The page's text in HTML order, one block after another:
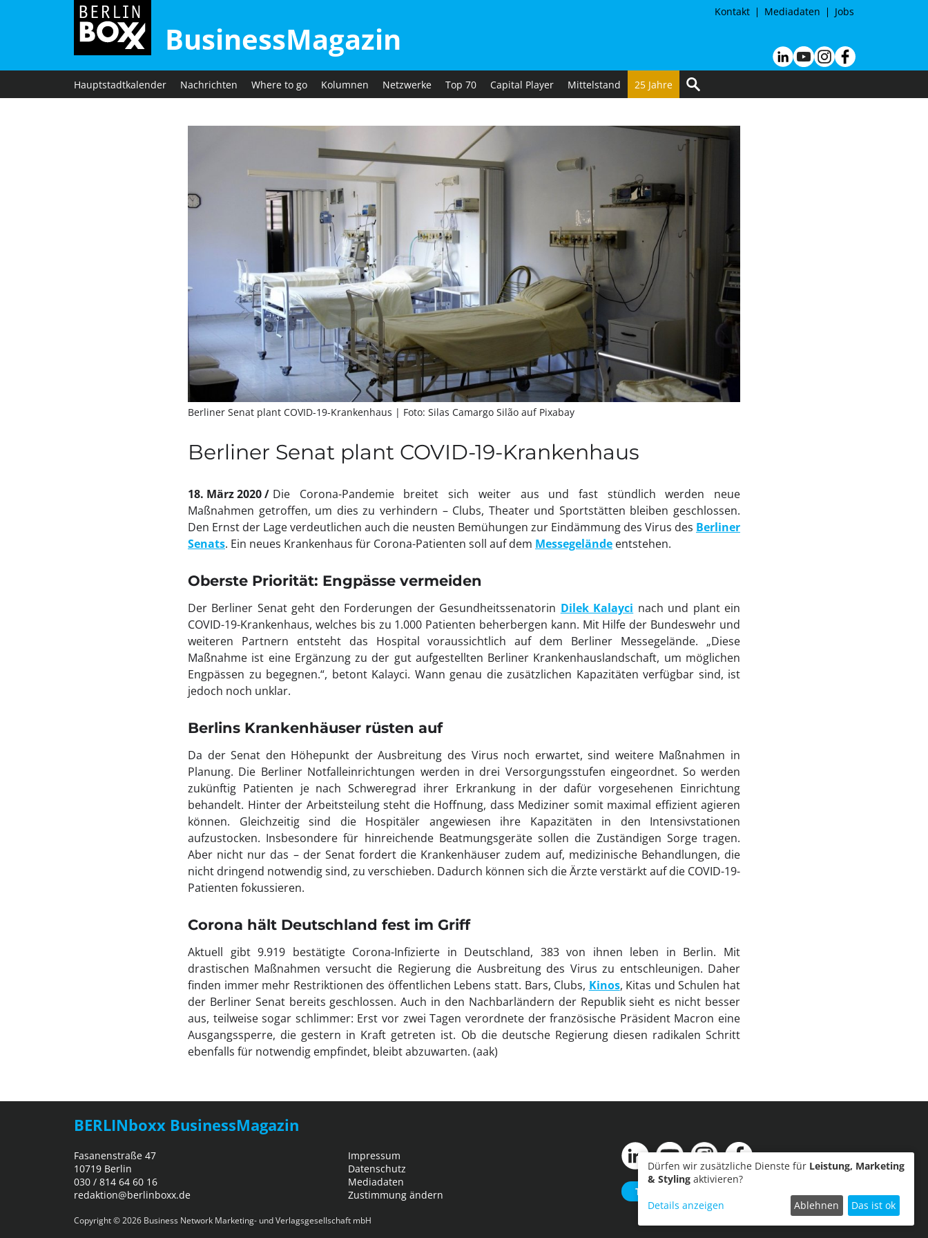
BusinessMagazin
Kontakt Mediadaten Jobs
Hauptstadtkalender Nachrichten Where to go Kolumnen Netzwerke Top 70 Capital Player Mittelstand 25 Jahre
Berliner Senat plant COVID-19-Krankenhaus | Foto: Silas Camargo Silão auf Pixabay
Berliner Senat plant COVID-19-Krankenhaus
18. März 2020
Die Corona-Pandemie breitet sich weiter aus und fast stündlich werden neue
Maßnahmen getroffen, um dies zu verhindern – Clubs, Theater und Sportstätten bleiben geschlossen.
Den Ernst der Lage verdeutlichen auch die neusten Bemühungen zur Eindämmung des Virus des Berliner
Senats. Ein neues Krankenhaus für Corona-Patienten soll auf dem Messegelände entstehen.
Oberste Priorität: Engpässe vermeiden
Der Berliner Senat geht den Forderungen der Gesundheitssenatorin Dilek Kalayci nach und plant ein
COVID-19-Krankenhaus, welches bis zu 1.000 Patienten beherbergen kann. Mit Hilfe der Bundeswehr und
weiteren Partnern entsteht das Hospital voraussichtlich auf dem Berliner Messegelände. „Diese
Maßnahme ist eine Ergänzung zu der gut aufgestellten Berliner Krankenhauslandschaft, um möglichen
Engpässen zu begegnen.“, betont Kalayci. Wann genau die zusätzlichen Kapazitäten verfügbar sind, ist
jedoch noch unklar.
Berlins Krankenhäuser rüsten auf
Da der Senat den Höhepunkt der Ausbreitung des Virus noch erwartet, sind weitere Maßnahmen in
Planung. Die Berliner Notfalleinrichtungen werden in drei Versorgungsstufen eingeordnet. So werden
zukünftig Patienten je nach Schweregrad ihrer Erkrankung in der dafür vorgesehenen Einrichtung
behandelt. Hinter der Arbeitsteilung steht die Hoffnung, dass Mediziner somit maximal effizient agieren
können. Gleichzeitig sind die Hospitäler angewiesen ihre Kapazitäten in den Intensivstationen
aufzustocken. Insbesondere für hinreichende Beatmungsgeräte sollen die Zuständigen Sorge tragen.
Aber nicht nur das – der Senat fordert die Krankenhäuser zudem auf, medizinische Behandlungen, die
nicht dringend notwendig sind, zu verschieben. Dadurch können sich die Ärzte verstärkt auf die COVID-19-
Patienten fokussieren.
Corona hält Deutschland fest im Griff
Aktuell gibt 9.919 bestätigte Corona-Infizierte in Deutschland, 383 von ihnen leben in Berlin. Mit
drastischen Maßnahmen versucht die Regierung die Ausbreitung des Virus zu entschleunigen. Daher
finden immer mehr Restriktionen des öffentlichen Lebens statt. Bars, Clubs, Kinos, Kitas und Schulen hat
der Berliner Senat bereits geschlossen. Auch in den Nachbarländern der Republik sieht es nicht besser
aus, teilweise sogar schlimmer: Erst vor zwei Tagen verordnete der französische Präsident Macron eine
Ausgangssperre, die gestern in Kraft getreten ist. Ob die deutsche Regierung diesen radikalen Schritt
ebenfalls für notwendig empfindet, bleibt abzuwarten. (aak)
BERLINboxx BusinessMagazin
Fasanenstraße 47
10719 Berlin
030 / 814 64 60 16
redaktion@berlinboxx.de
Impressum
Datenschutz
Mediadaten
Zustimmung ändern
Termin einreichen
Copyright © 2026 Business Network Marketing- und Verlagsgesellschaft mbH
Dürfen wir zusätzliche Dienste für Leistung, Marketing
& Styling aktivieren?
Details anzeigen Ablehnen Das ist ok